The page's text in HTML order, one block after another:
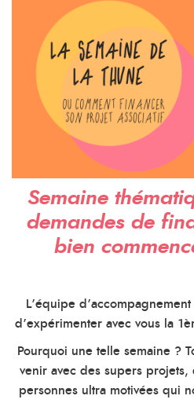
Semaine
demandes de
bien
L’équipe
d’expérimenter avec vous la
Pourquoi une telle semaine ?
venir avec des supers
personnes ultra motivées qui